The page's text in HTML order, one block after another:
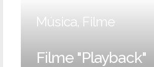
Música, Filme
Filme "Playback"